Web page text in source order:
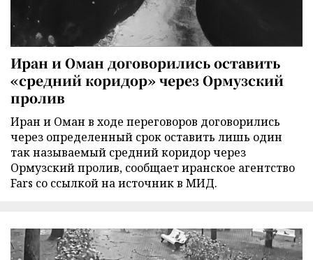
Иран и Оман договорились оставить
«средний коридор» через Ормузский
пролив
Иран и Оман в ходе переговоров договорились
через определенный срок оставить лишь один
так называемый средний коридор через
Ормузский пролив, сообщает иранское агентство
Fars со ссылкой на источник в МИД.